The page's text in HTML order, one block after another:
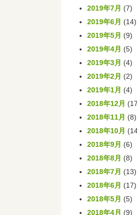
2019年7月 (7)
2019年6月 (14)
2019年5月 (9)
2019年4月 (5)
2019年3月 (4)
2019年2月 (2)
2019年1月 (4)
2018年12月
2018年11月 (8)
2018年10月
2018年9月 (6)
2018年8月 (8)
2018年7月 (13)
2018年6月 (17)
2018年5月 (5)
2018年4月 (9)